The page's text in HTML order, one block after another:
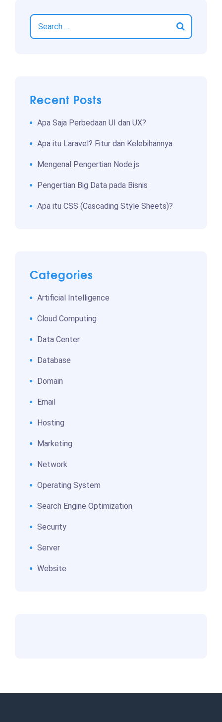
Recent Posts
Apa Saja Perbedaan UI dan UX?
Apa itu Laravel? Fitur dan Kelebihannya.
Mengenal Pengertian Node.js
Pengertian Big Data pada Bisnis
Apa itu CSS (Cascading Style Sheets)?
Categories
Artificial Intelligence
Cloud Computing
Data Center
Database
Domain
Email
Hosting
Marketing
Network
Operating System
Search Engine Optimization
Security
Server
Website